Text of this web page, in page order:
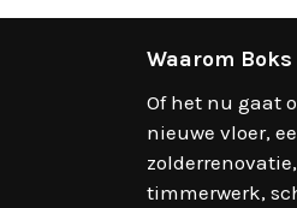
Waarom
Of het nu gaat
nieuwe vloer,
timmerwerk,